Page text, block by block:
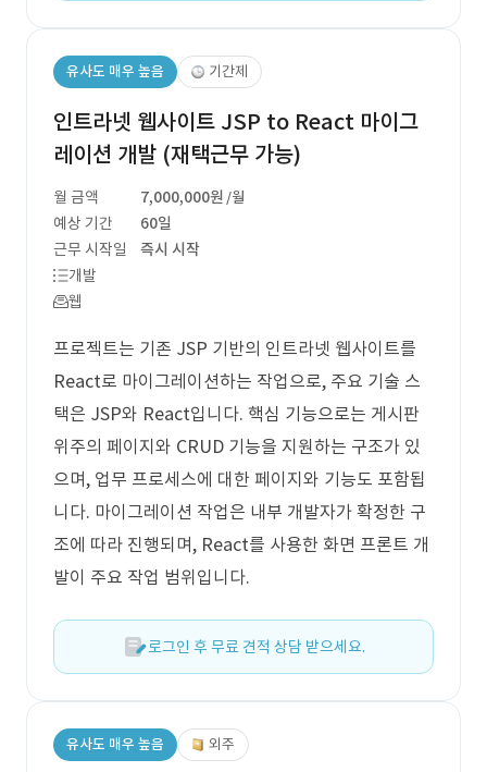
유사도 매우 높음 기간제
인트라넷 웹사이트 JSP to React 마이그
레이션 개발 (재택근무 가능)
월 금액 7,000,000원 /월
예상 기간
60일
근무 시작일
즉시 시작
개발
웹
프로젝트는 기존 JSP 기반의 인트라넷 웹사이트를
React로 마이그레이션하는 작업으로, 주요 기술 스
택은 JSP와 React입니다. 핵심 기능으로는 게시판
위주의 페이지와 CRUD 기능을 지원하는 구조가 있
으며, 업무 프로세스에 대한 페이지와 기능도 포함됩
니다. 마이그레이션 작업은 내부 개발자가 확정한 구
조에 따라 진행되며, React를 사용한 화면 프론트 개
발이 주요 작업 범위입니다.
로그인 후 무료 견적 상담 받으세요.
유사도 매우 높음 외주